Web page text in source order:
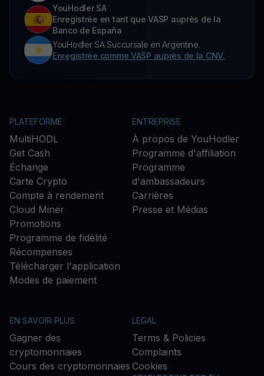
YouHodler SA
Enregistrée en tant que VASP auprès de la
Banco de España
YouHodler SA Succursale en Argentine.
Enregistrée comme VASP auprès de la CNV.
PLATEFORME
MultiHODL
Get Cash
Échange
Carte Crypto
Compte à rendement
Cloud Miner
Promotions
Programme de fidélité
Récompenses
Télécharger l'application
Modes de paiement
ENTREPRISE
À propos de YouHodler
Programme d'affiliation
Programme
d'ambassadeurs
Carrières
Presse et Médias
EN SAVOIR PLUS
Gagner des
cryptomonnaies
Cours des cryptomonnaies
LEGAL
Terms & Policies
Complaints
Cookies